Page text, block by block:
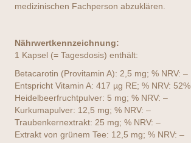
medizinischen Fachperson abzuklären.
Nährwertkennzeichnung:
1 Kapsel (= Tagesdosis) enthält:
Betacarotin (Provitamin A): 2,5 mg; % NRV: –
Entspricht Vitamin A: 417 µg RE; % NRV: 52%
Heidelbeerfruchtpulver: 5 mg; % NRV: –
Kurkumapulver: 12,5 mg; % NRV: –
Traubenkernextrakt: 25 mg; % NRV: –
Extrakt von grünem Tee: 12,5 mg; % NRV: –